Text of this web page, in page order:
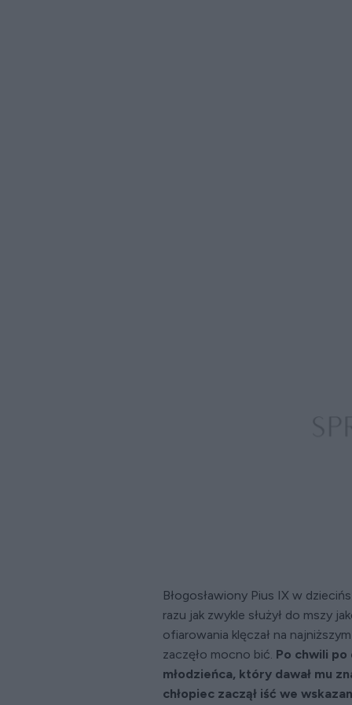
Błogosławiony Pius IX w
razu jak zwykle służył do mszy
ofiarowania klęczał na
zaczęło mocno bić. Po chwili
młodzieńca, który dawał mu
chłopiec zaczął iść we